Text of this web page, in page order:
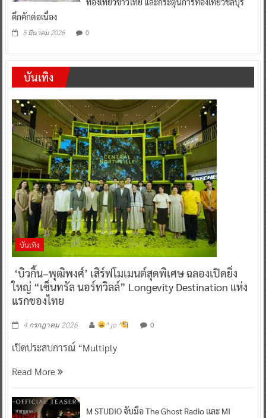
คึกคักต่อเนื่อง
5 มีนาคม 2026 0
บันเทิง
บันเทิง
‘บิวกิ้น–พุฒิพงศ์’ เสิร์ฟโมเมนต์สุดพิเศษ ฉลองเปิดยิ่ง
ใหญ่ “เซ็นทรัล นอร์ทวิลล์” Longevity Destination แห่ง
แรกของไทย
4 กรกฎาคม 2026 ^ jo ^ 0
เปิดประสบการณ์ “Multiply
Read More
M STUDIO จับมือ The Ghost Radio และ MI